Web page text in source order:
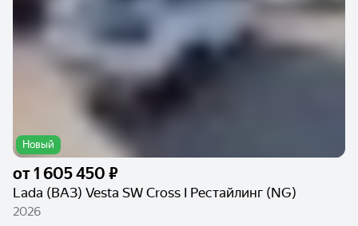
Новый
от1 605 450 ₽
Lada (ВАЗ) Vesta SW Cross I Рестайлинг (NG)
2026